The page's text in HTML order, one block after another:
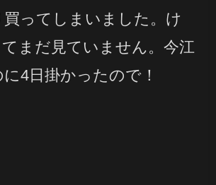
ってしまいました。け
まだ見ていません。今江
4日掛かったので！